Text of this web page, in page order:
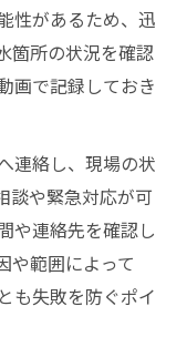
く読み解く方
するメリット
トラブル例
め方
ぐ事前準備
いポイント
水の落とし穴
性があるため、迅
箇所の状況を確認
画で記録しておき
連絡し、現場の状
談や緊急対応が可
や連絡先を確認し
や範囲によって
も失敗を防ぐポイ